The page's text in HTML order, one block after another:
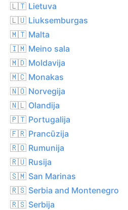
🇱🇹 Lietuva
🇱🇺 Liuksemburgas
🇲🇹 Malta
🇮🇲 Meino sala
🇲🇩 Moldavija
🇲🇨 Monakas
🇳🇴 Norvegija
🇳🇱 Olandija
🇵🇹 Portugalija
🇫🇷 Prancūzija
🇷🇴 Rumunija
🇷🇺 Rusija
🇸🇲 San Marinas
🇷🇸 Serbia and Montenegro
🇷🇸 Serbija